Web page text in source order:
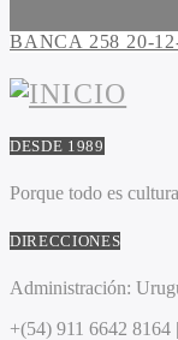
BANCA 258 20-
DESDE 1989
Porque todo es
DIRECCIONES
Administración:
+(54) 911 6642 8164 |